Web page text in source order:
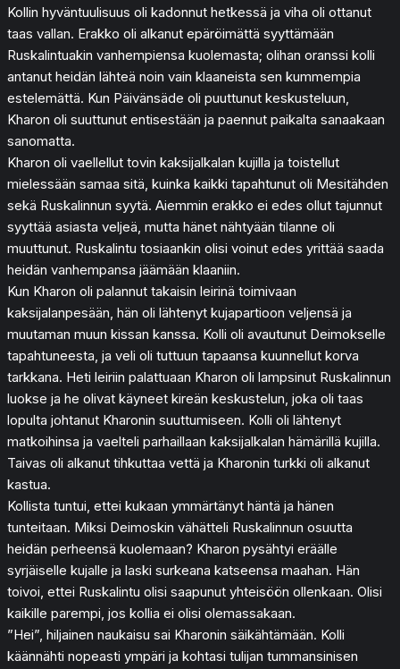
Kollin hyväntuulisuus oli kadonnut hetkessä ja viha oli ottanut
taas vallan. Erakko oli alkanut epäröimättä syyttämään
Ruskalintuakin vanhempiensa kuolemasta; olihan oranssi kolli
antanut heidän lähteä noin vain klaaneista sen kummempia
estelemättä. Kun Päivänsäde oli puuttunut keskusteluun,
Kharon oli suuttunut entisestään ja paennut paikalta sanaakaan
sanomatta.
Kharon oli vaellellut tovin kaksijalkalan kujilla ja toistellut
mielessään samaa sitä, kuinka kaikki tapahtunut oli Mesitähden
sekä Ruskalinnun syytä. Aiemmin erakko ei edes ollut tajunnut
syyttää asiasta veljeä, mutta hänet nähtyään tilanne oli
muuttunut. Ruskalintu tosiaankin olisi voinut edes yrittää saada
heidän vanhempansa jäämään klaaniin.
Kun Kharon oli palannut takaisin leirinä toimivaan
kaksijalanpesään, hän oli lähtenyt kujapartioon veljensä ja
muutaman muun kissan kanssa. Kolli oli avautunut Deimokselle
tapahtuneesta, ja veli oli tuttuun tapaansa kuunnellut korva
tarkkana. Heti leiriin palattuaan Kharon oli lampsinut Ruskalinnun
luokse ja he olivat käyneet kireän keskustelun, joka oli taas
lopulta johtanut Kharonin suuttumiseen. Kolli oli lähtenyt
matkoihinsa ja vaelteli parhaillaan kaksijalkalan hämärillä kujilla.
Taivas oli alkanut tihkuttaa vettä ja Kharonin turkki oli alkanut
kastua.
Kollista tuntui, ettei kukaan ymmärtänyt häntä ja hänen
tunteitaan. Miksi Deimoskin vähätteli Ruskalinnun osuutta
heidän perheensä kuolemaan? Kharon pysähtyi eräälle
syrjäiselle kujalle ja laski surkeana katseensa maahan. Hän
toivoi, ettei Ruskalintu olisi saapunut yhteisöön ollenkaan. Olisi
kaikille parempi, jos kollia ei olisi olemassakaan.
”Hei”, hiljainen naukaisu sai Kharonin säikähtämään. Kolli
käännähti nopeasti ympäri ja kohtasi tulijan tummansinisen